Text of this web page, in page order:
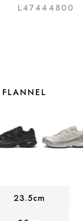
L47444800
23.5cm